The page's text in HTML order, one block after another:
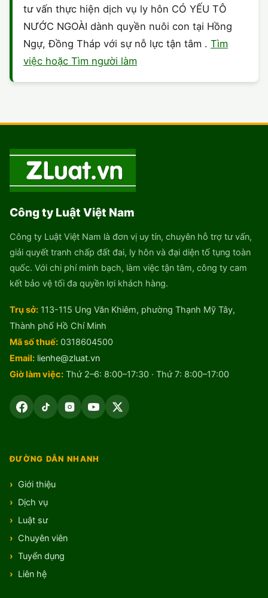
tư vấn thực hiện dịch vụ ly hôn CÓ YẾU TÔ
NƯỚC NGOÀI dành quyền nuôi con tại Hồng
Ngự, Đồng Tháp với sự nỗ lực tận tâm . Tìm
việc hoặc Tìm người làm
Công ty Luật Việt Nam
Công ty Luật Việt Nam là đơn vị uy tín, chuyên hỗ trợ tư vấn,
giải quyết tranh chấp đất đai, ly hôn và đại diện tố tụng toàn
quốc. Với chi phí minh bạch, làm việc tận tâm, công ty cam
kết bảo vệ tối đa quyền lợi khách hàng.
Trụ sở: 113-115 Ung Văn Khiêm, phường Thạnh Mỹ Tây,
Thành phố Hồ Chí Minh
Mã số thuế: 0318604500
Email: lienhe@zluat.vn
Giờ làm việc: Thứ 2–6: 8:00–17:30 · Thứ 7: 8:00–17:00
ĐƯỜNG DẪN NHANH
Giới thiệu
Dịch vụ
Luật sư
Chuyên viên
Tuyển dụng
Liên hệ